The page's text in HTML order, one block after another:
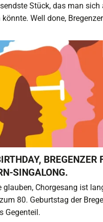
Stück, das man sich
Well done,
BREGENZER
SINGALONG.
glauben, Chorgesang ist
80. Geburtstag der
Gegenteil.